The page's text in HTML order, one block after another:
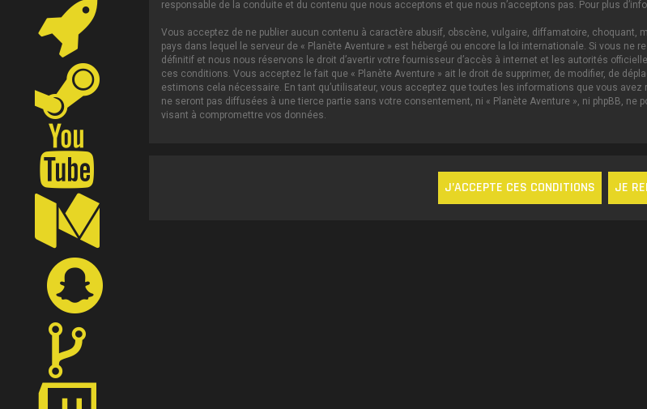
responsable de la conduite et du contenu que nous acceptons et que nous n’acceptons pas. Pour plus
Vous acceptez de ne publier aucun contenu à caractère abusif, obscène, vulgaire, diffamatoire, choquant,
pays dans lequel le serveur de « Planète Aventure » est hébergé ou encore la loi internationale. Si vous
définitif et nous nous réservons le droit d’avertir votre fournisseur d’accès à internet et les autorités
ces conditions. Vous acceptez le fait que « Planète Aventure » ait le droit de supprimer, de modifier, de
estimons cela nécessaire. En tant qu’utilisateur, vous acceptez que toutes les informations que vous
ne seront pas diffusées à une tierce partie sans votre consentement, ni « Planète Aventure », ni phpBB,
visant à compromettre vos données.